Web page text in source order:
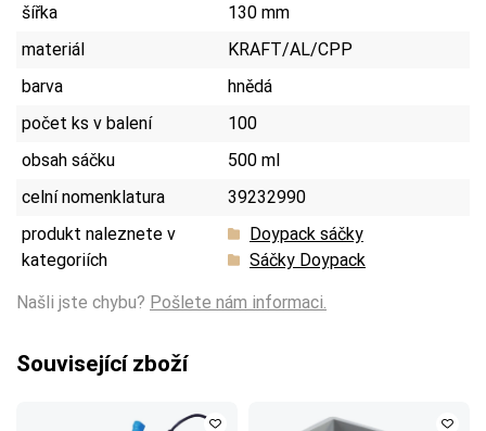
šířka
130 mm
materiál
KRAFT/AL/CPP
barva
hnědá
počet ks v balení
100
obsah sáčku
500 ml
celní nomenklatura
39232990
produkt naleznete v
kategoriích
Doypack sáčky
Sáčky Doypack
Našli jste chybu? Pošlete nám informaci.
Související zboží